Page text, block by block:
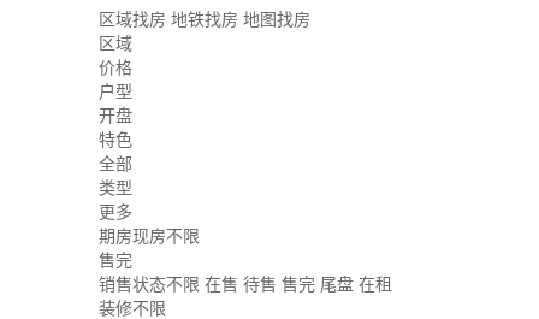
区域找房 地铁找房 地图找房
区域
价格
户型
开盘
特色
全部
类型
更多
期房现房不限
售完
销售状态不限 在售 待售 售完 尾盘 在租
装修不限